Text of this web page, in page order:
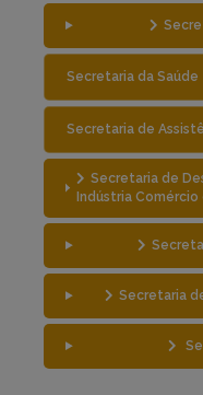
Secretaria da Saúde
Secretaria de
Secretaria de
Indústria Comércio
Secretaria